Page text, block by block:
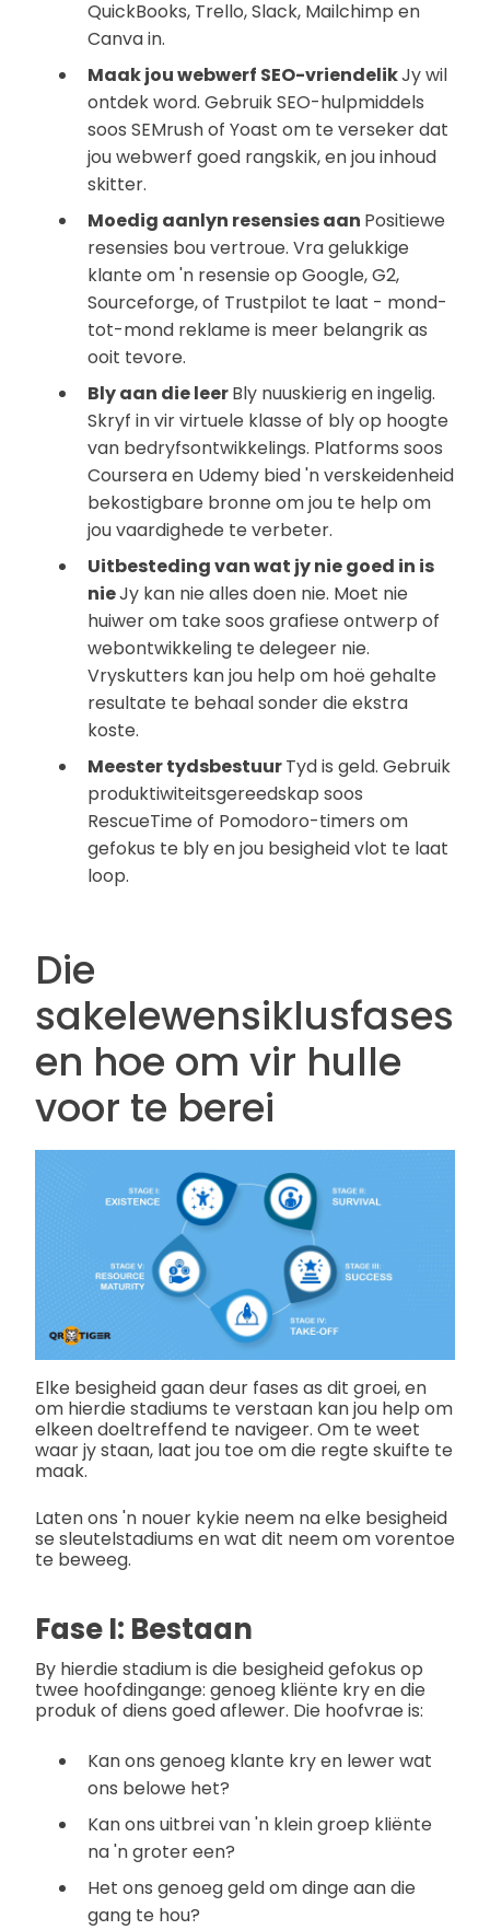
QuickBooks, Trello, Slack, Mailchimp en
Canva in.
Maak jou webwerf SEO-vriendelikJy wil
ontdek word. Gebruik SEO-hulpmiddels
soos SEMrush of Yoast om te verseker dat
jou webwerf goed rangskik, en jou inhoud
skitter.
Moedig aanlyn resensies aan Positiewe
resensies bou vertroue. Vra gelukkige
klante om 'n resensie op Google, G2,
Sourceforge, of Trustpilot te laat - mond-
tot-mond reklame is meer belangrik as
ooit tevore.
Bly aan die leerBly nuuskierig en ingelig.
Skryf in vir virtuele klasse of bly op hoogte
van bedryfsontwikkelings. Platforms soos
Coursera en Udemy bied 'n verskeidenheid
bekostigbare bronne om jou te help om
jou vaardighede te verbeter.
Uitbesteding van wat jy nie goed in is
nieJy kan nie alles doen nie. Moet nie
huiwer om take soos grafiese ontwerp of
webontwikkeling te delegeer nie.
Vryskutters kan jou help om hoë gehalte
resultate te behaal sonder die ekstra
koste.
Meester tydsbestuurTyd is geld. Gebruik
produktiwiteitsgereedskap soos
RescueTime of Pomodoro-timers om
gefokus te bly en jou besigheid vlot te laat
loop.
Die
sakelewensiklusfases
en hoe om vir hulle
voor te berei
Elke besigheid gaan deur fases as dit groei, en
om hierdie stadiums te verstaan kan jou help om
elkeen doeltreffend te navigeer. Om te weet
waar jy staan, laat jou toe om die regte skuifte te
maak.
Laten ons 'n nouer kykie neem na elke besigheid
se sleutelstadiums en wat dit neem om vorentoe
te beweeg.
Fase I: Bestaan
By hierdie stadium is die besigheid gefokus op
twee hoofdingange: genoeg kliënte kry en die
produk of diens goed aflewer. Die hoofvrae is:
Kan ons genoeg klante kry en lewer wat
ons belowe het?
Kan ons uitbrei van 'n klein groep kliënte
na 'n groter een?
Het ons genoeg geld om dinge aan die
gang te hou?